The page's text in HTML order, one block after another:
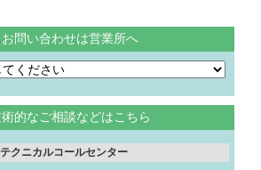
お問い合わせは営業所へ
的なご相談などはこちら
テクニカルコールセンター